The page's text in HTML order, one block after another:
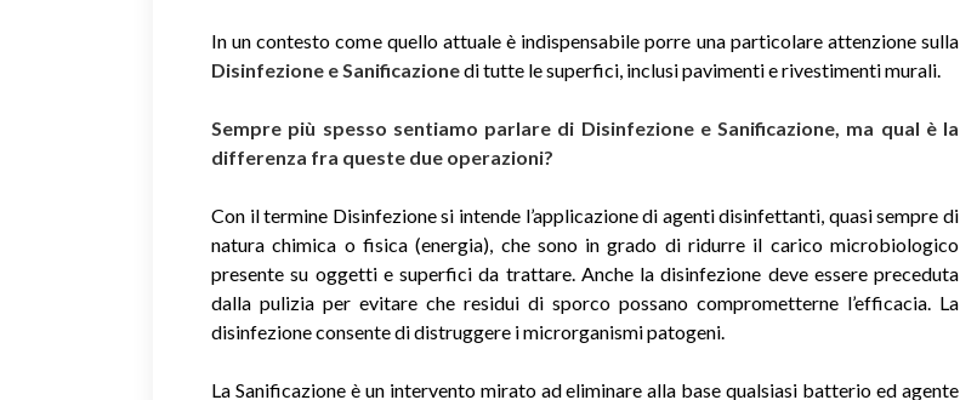
In un contesto come quello attuale è indispensabile porre una particolare attenzione sulla
Disinfezione e Sanificazionedi tutte le superfici, inclusi pavimenti e rivestimenti murali.
Sempre più spesso sentiamo parlare di Disinfezione e Sanificazione, ma qual è la
differenza fra queste due operazioni?
Con il termine Disinfezione si intende l’applicazione di agenti disinfettanti, quasi sempre di
natura chimica o fisica (energia), che sono in grado di ridurre il carico microbiologico
presente su oggetti e superfici da trattare. Anche la disinfezione deve essere preceduta
dalla pulizia per evitare che residui di sporco possano comprometterne l’efficacia. La
disinfezione consente di distruggere i microrganismi patogeni.
La Sanificazione è un intervento mirato ad eliminare alla base qualsiasi batterio ed agente